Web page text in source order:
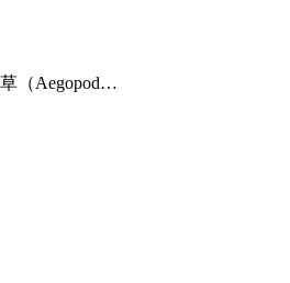
（Aegopod…